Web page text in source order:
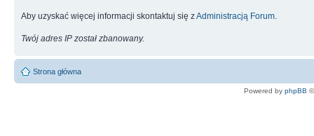
Aby uzyskać więcej informacji skontaktuj się zAdministracją Forum
Twój adres IP został zbanowany.
Strona główna
Powered by phpBB